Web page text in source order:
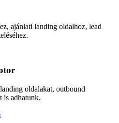
ajánlati landing oldalhoz, lead
oldalakat, outbound
is adhatunk.